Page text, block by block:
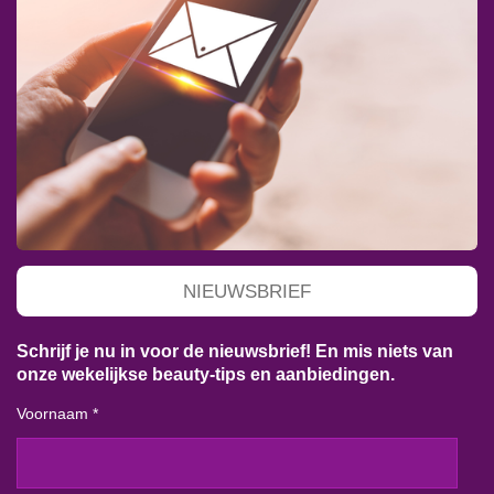
NIEUWSBRIEF
Schrijf je nu in voor de nieuwsbrief! En mis niets van
onze wekelijkse beauty-tips en aanbiedingen.
Voornaam *